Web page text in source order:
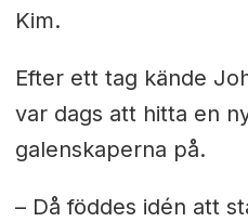
Kim.
Efter ett tag kände
var dags att hitta en
galenskaperna på.
– Då föddes idén att